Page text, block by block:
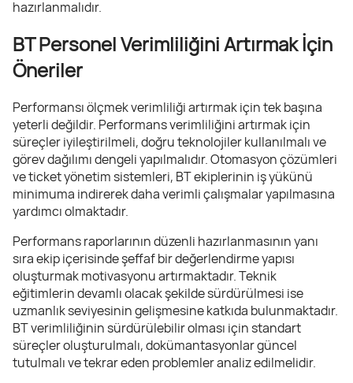
hazırlanmalıdır.
BT Personel Verimliliğini Artırmak İçin
Öneriler
Performansı ölçmek verimliliği artırmak için tek başına
yeterli değildir. Performans verimliliğini artırmak için
süreçler iyileştirilmeli, doğru teknolojiler kullanılmalı ve
görev dağılımı dengeli yapılmalıdır. Otomasyon çözümleri
ve ticket yönetim sistemleri, BT ekiplerinin iş yükünü
minimuma indirerek daha verimli çalışmalar yapılmasına
yardımcı olmaktadır.
Performans raporlarının düzenli hazırlanmasının yanı
sıra ekip içerisinde şeffaf bir değerlendirme yapısı
oluşturmak motivasyonu artırmaktadır. Teknik
eğitimlerin devamlı olacak şekilde sürdürülmesi ise
uzmanlık seviyesinin gelişmesine katkıda bulunmaktadır.
BT verimliliğinin sürdürülebilir olması için standart
süreçler oluşturulmalı, dokümantasyonlar güncel
tutulmalı ve tekrar eden problemler analiz edilmelidir.